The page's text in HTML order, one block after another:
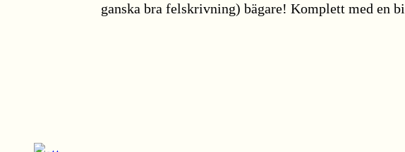
ganska bra felskrivning) bägare! Komplett med en